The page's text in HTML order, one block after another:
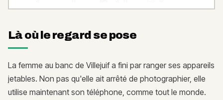
Là où le regard se pose
La femme au banc de Villejuif a fini par ranger ses appareils
jetables. Non pas qu'elle ait arrêté de photographier, elle
utilise maintenant son téléphone, comme tout le monde.